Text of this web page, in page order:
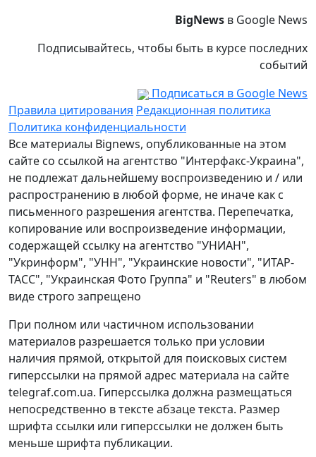
BigNews в Google News
Подписывайтесь, чтобы быть в курсе последних
событий
Подписаться в Google News
Правила цитирования Редакционная политика
Политика конфиденциальности
Все материалы Bignews, опубликованные на этом
сайте со ссылкой на агентство "Интерфакс-Украина",
не подлежат дальнейшему воспроизведению и / или
распространению в любой форме, не иначе как с
письменного разрешения агентства. Перепечатка,
копирование или воспроизведение информации,
содержащей ссылку на агентство "УНИАН",
"Укринформ", "УНН", "Украинские новости", "ИТАР-
ТАСС", "Украинская Фото Группа" и "Reuters" в любом
виде строго запрещено
При полном или частичном использовании
материалов разрешается только при условии
наличия прямой, открытой для поисковых систем
гиперссылки на прямой адрес материала на сайте
telegraf.com.ua. Гиперссылка должна размещаться
непосредственно в тексте абзаце текста. Размер
шрифта ссылки или гиперссылки не должен быть
меньше шрифта публикации.